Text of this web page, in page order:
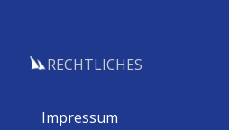
RECHTLICHES
Impressum